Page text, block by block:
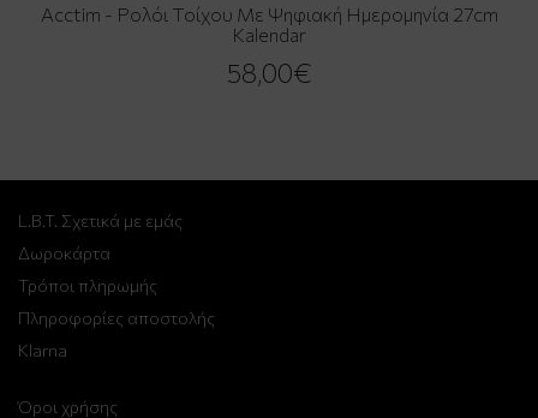
Acctim - Ρολόι Τοίχου Με Ψηφιακή Ημερομηνία 27cm
Kalendar
58,00€
L.B.T. Σχετικά με εμάς
Δωροκάρτα
Τρόποι πληρωμής
Πληροφορίες αποστολής
Klarna
Όροι χρήσης